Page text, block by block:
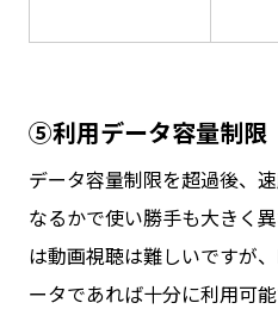
⑤利用データ容量制限
データ容量制限を超過後、
なるかで使い勝手も大きく
は動画視聴は難しいですが
ータであれば十分に利用可能